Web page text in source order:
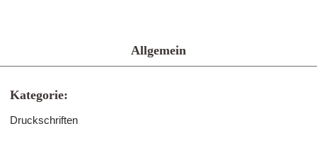
Allgemein
Kategorie:
Druckschriften